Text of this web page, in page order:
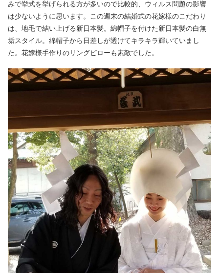
みで挙式を挙げられる方が多いので比較的、ウィルス問題の影響
は少ないように思います。この週末の結婚式の花嫁様のこだわり
は、地毛で結い上げる新日本髪。綿帽子を付けた新日本髪の白無
垢スタイル。綿帽子から日差しが透けてキラキラ輝いていまし
た。花嫁様手作りのリングピローも素敵でした。